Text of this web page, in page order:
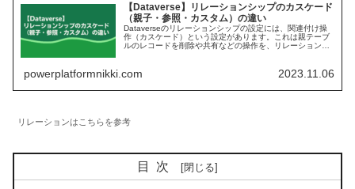
【Dataverse】リレーションシップのカスケード
（親子・参照・カスタム）の違い
Dataverseのリレーションシップの設定には、関連付け操
作（カスケード）という設定があります。これは親テーブ
ルのレコードを削除や共有などの操作を、リレーション先
powerplatformnikki.com 2023.11.06
リレーションはこちらを参考
目次